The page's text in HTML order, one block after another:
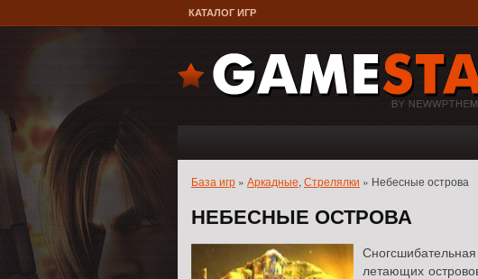
КАТАЛОГ ИГР
База игр » Аркадные, Стрелялки » Небесные острова
НЕБЕСНЫЕ ОСТРОВА
летающих